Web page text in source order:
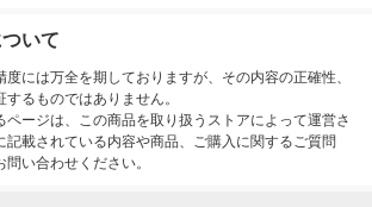
いて
には万全を期しておりますが、その内容の正確性、
るものではありません。
ページは、この商品を取り扱うストアによって運営さ
記載されている内容や商品、ご購入に関するご質問
い合わせください。